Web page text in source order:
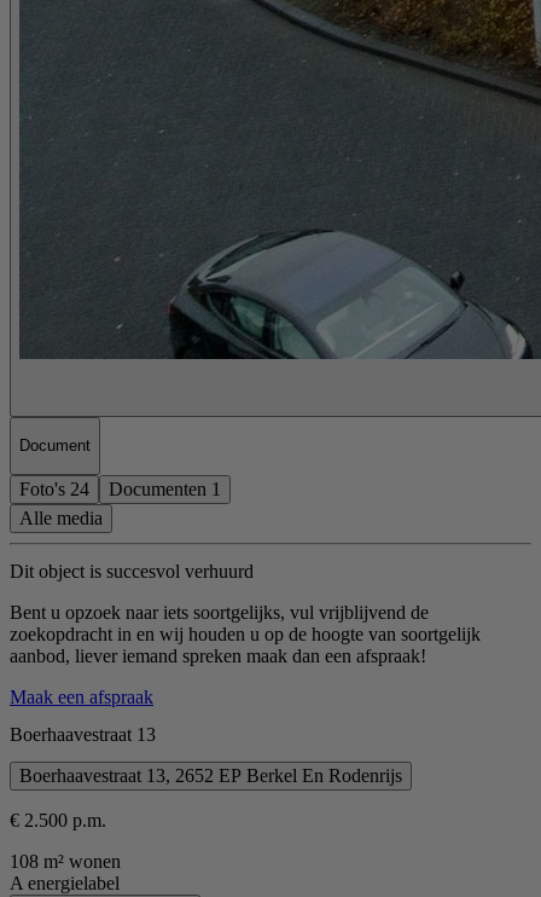
Document
Foto's 24 Documenten 1
Alle media
Dit object is succesvol verhuurd
Bent u opzoek naar iets soortgelijks, vul vrijblijvend de
zoekopdracht in en wij houden u op de hoogte van soortgelijk
aanbod, liever iemand spreken maak dan een afspraak!
Maak een afspraak
Boerhaavestraat 13
Boerhaavestraat 13, 2652 EP Berkel En Rodenrijs
€ 2.500 p.m.
108 m² wonen
A energielabel